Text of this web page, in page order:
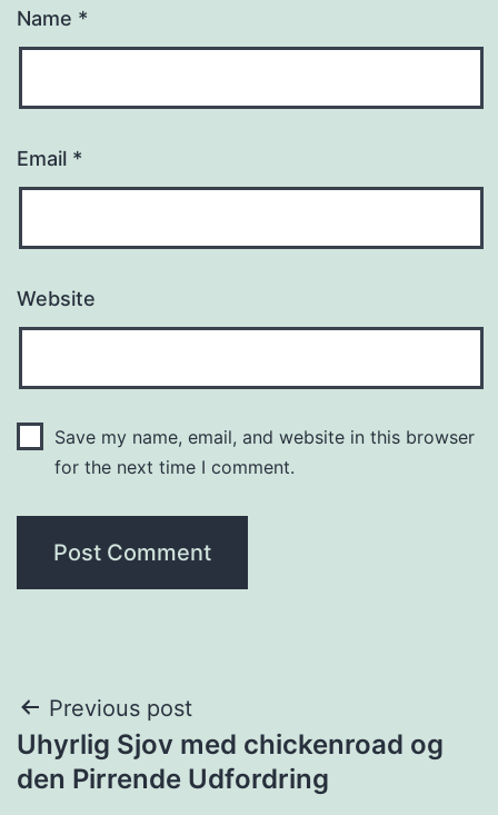
Name *
Email *
Website
Save my name, email, and website in this browser
for the next time I comment.
Post
navigation
Previous post
Uhyrlig Sjov med chickenroad og
den Pirrende Udfordring